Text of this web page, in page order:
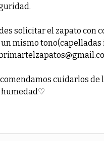
solicitar el zapato con
mismo tono(capelladas
cuidarlos
humedad♡